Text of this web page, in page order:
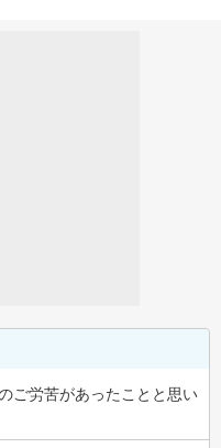
ご労苦があったことと思い